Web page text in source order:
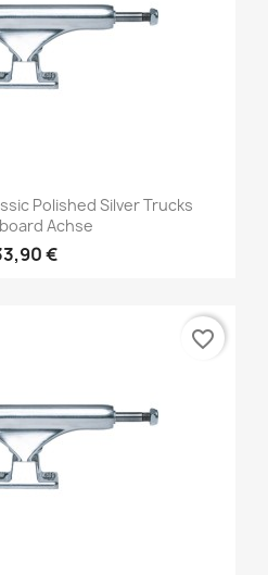
Polished Silver Trucks
Achse
€
favorite_border